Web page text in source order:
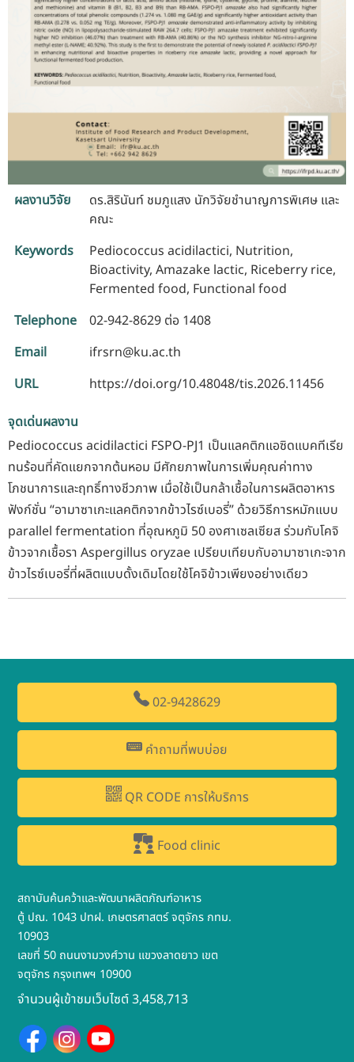
ผลงานวิจัย
ดร.สิรินันท์ ชมภูแสง นักวิจัยชำนาญการพิเศษ และ
คณะ
Keywords
Pediococcus acidilactici, Nutrition,
Bioactivity, Amazake lactic, Riceberry rice,
Fermented food, Functional food
Telephone
02-942-8629 ต่อ 1408
Email
ifrsrn@ku.ac.th
URL
https://doi.org/10.48048/tis.2026.11456
จุดเด่นผลงาน
Pediococcus acidilactici FSPO-PJ1 เป็นแลคติกแอซิดแบคทีเรีย
ทนร้อนที่คัดแยกจากต้นหอม มีศักยภาพในการเพิ่มคุณค่าทาง
โภชนาการและฤทธิ์ทางชีวภาพ เมื่อใช้เป็นกล้าเชื้อในการผลิตอาหาร
ฟังก์ชั่น “อามาซาเกะแลคติกจากข้าวไรซ์เบอรี่” ด้วยวิธีการหมักแบบ
parallel fermentation ที่อุณหภูมิ 50 องศาเซลเซียส ร่วมกับโคจิ
ข้าวจากเชื้อรา Aspergillus oryzae เปรียบเทียบกับอามาซาเกะจาก
ข้าวไรซ์เบอรี่ที่ผลิตแบบดั้งเดิมโดยใช้โคจิข้าวเพียงอย่างเดียว
02-9428629
คำถามที่พบบ่อย
QR CODE การให้บริการ
Food clinic
สถาบันค้นคว้าและพัฒนาผลิตภัณฑ์อาหาร
ตู้ ปณ. 1043 ปทฝ. เกษตรศาสตร์ จตุจักร กทม.
10903
เลขที่ 50 ถนนงามวงศ์วาน แขวงลาดยาว เขต
จตุจักร กรุงเทพฯ 10900
จำนวนผู้เข้าชมเว็บไซต์ 3,458,713